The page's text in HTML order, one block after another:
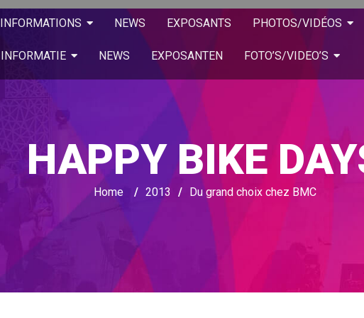
INFORMATIONS NEWS EXPOSANTS PHOTOS/VIDÉOS
INFORMATIE NEWS EXPOSANTEN FOTO’S/VIDEO’S
HAPPY BIKE
Home / 2013 / Du grand choix chez BMC